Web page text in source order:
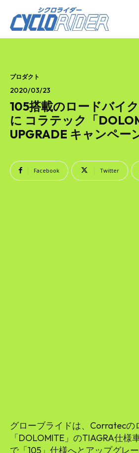
プロダクト
2020/03/23
105搭載のロードバイ
に コラテック「
UPGRADE キャンペー
Facebook Twitter
グローブライドは、Corratecの
「DOLOMITE」のTIAGRA仕様
で「105」仕様へとアップグレ